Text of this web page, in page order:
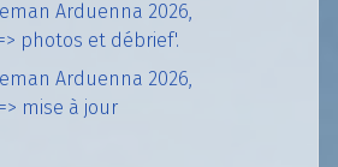
Arduenna 2026,
photos et débrief'.
Arduenna 2026,
mise à jour